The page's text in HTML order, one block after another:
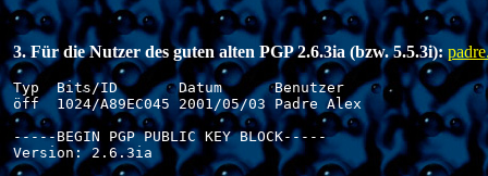
3. Für die Nutzer des guten alten PGP 2.6.3ia (bzw. 5.5.3i):
Typ  Bits/ID       Datum      Benutzer
öff  1024/A89EC045 2001/05/03 Padre Alex
-----BEGIN PGP PUBLIC KEY BLOCK-----
Version: 2.6.3ia